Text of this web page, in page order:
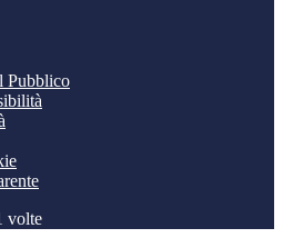
Pubblico
volte